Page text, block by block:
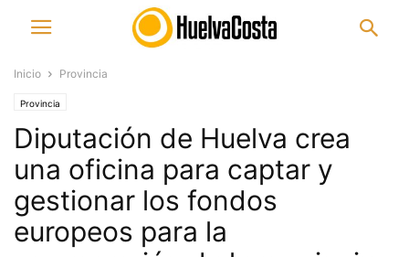
Inicio Provincia
Provincia
Diputación de Huelva crea
una oficina para captar y
gestionar los fondos
europeos para la